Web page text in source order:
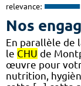
relevance:
Nos
En parallèle de
le CHU de
œuvre pour
nutrition,